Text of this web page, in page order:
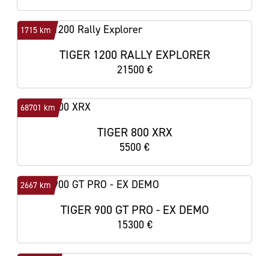
1715 km
TIGER 1200 RALLY EXPLORER
21500 €
68701 km
TIGER 800 XRX
5500 €
2667 km
TIGER 900 GT PRO - EX DEMO
15300 €